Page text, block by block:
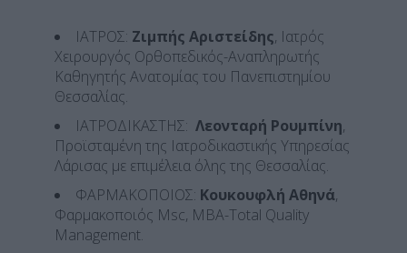
ΙΑΤΡΟΣ: Ζιμπής Αριστείδης, Ιατρός
Χειρουργός Ορθοπεδικός-Αναπληρωτής
Καθηγητής Ανατομίας του Πανεπιστημίου
Θεσσαλίας.
ΙΑΤΡΟΔΙΚΑΣΤΗΣ: Λεονταρή Ρουμπίνη,
Προϊσταμένη της Ιατροδικαστικής Υπηρεσίας
Λάρισας με επιμέλεια όλης της Θεσσαλίας.
ΦΑΡΜΑΚΟΠΟΙΟΣ: Κουκουφλή Αθηνά,
Φαρμακοποιός Msc, MBA-Total Quality
Management.